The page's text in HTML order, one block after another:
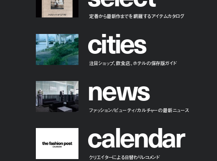
定番から最新作までを網羅するアイテムカタログ
cities
注目ショップ、飲食店、ホテルの保存版ガイド
news
ファッション/ビューティ/カルチャーの最新ニュース
calendar
クリエイターによる日替わりレコメンド